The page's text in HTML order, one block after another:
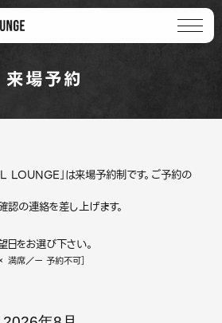
来場予約
」は来場予約制です。ご予約の
認の連絡を差し上げます。
日をお選び下さい。
席／ー 予約不可］